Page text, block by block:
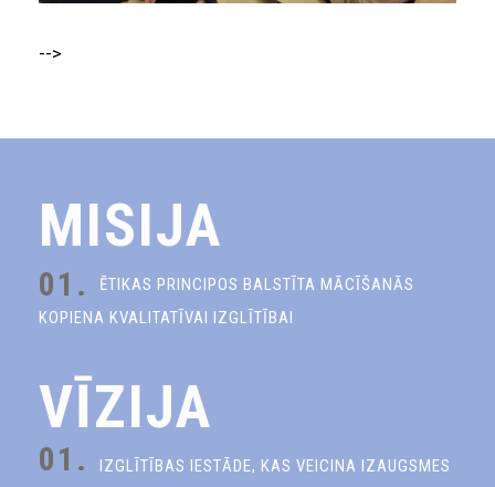
-->
MISIJA
01.
ĒTIKAS PRINCIPOS BALSTĪTA MĀCĪŠANĀS
KOPIENA KVALITATĪVAI IZGLĪTĪBAI
VĪZIJA
01.
IZGLĪTĪBAS IESTĀDE, KAS VEICINA IZAUGSMES